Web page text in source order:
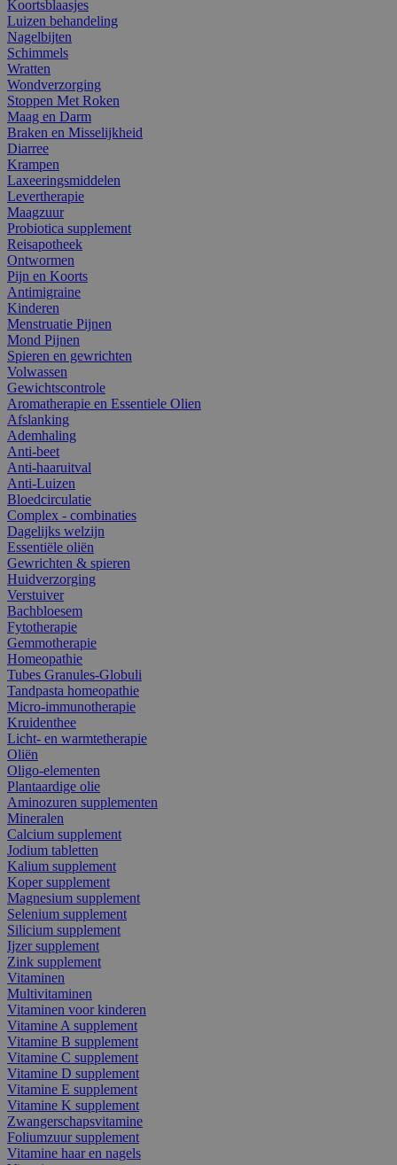
Koortsblaasjes
Luizen behandeling
Nagelbijten
Schimmels
Wratten
Wondverzorging
Stoppen Met Roken
Maag en Darm
Braken en Misselijkheid
Diarree
Krampen
Laxeeringsmiddelen
Levertherapie
Maagzuur
Probiotica supplement
Reisapotheek
Ontwormen
Pijn en Koorts
Antimigraine
Kinderen
Menstruatie Pijnen
Mond Pijnen
Spieren en gewrichten
Volwassen
Gewichtscontrole
Aromatherapie en Essentiele Olien
Afslanking
Ademhaling
Anti-beet
Anti-haaruitval
Anti-Luizen
Bloedcirculatie
Complex - combinaties
Dagelijks welzijn
Essentiële oliën
Gewrichten & spieren
Huidverzorging
Verstuiver
Bachbloesem
Fytotherapie
Gemmotherapie
Homeopathie
Tubes Granules-Globuli
Tandpasta homeopathie
Micro-immunotherapie
Kruidenthee
Licht- en warmtetherapie
Oliën
Oligo-elementen
Plantaardige olie
Aminozuren supplementen
Mineralen
Calcium supplement
Jodium tabletten
Kalium supplement
Koper supplement
Magnesium supplement
Selenium supplement
Silicium supplement
Ijzer supplement
Zink supplement
Vitaminen
Multivitaminen
Vitaminen voor kinderen
Vitamine A supplement
Vitamine B supplement
Vitamine C supplement
Vitamine D supplement
Vitamine E supplement
Vitamine K supplement
Zwangerschapsvitamine
Foliumzuur supplement
Vitamine haar en nagels